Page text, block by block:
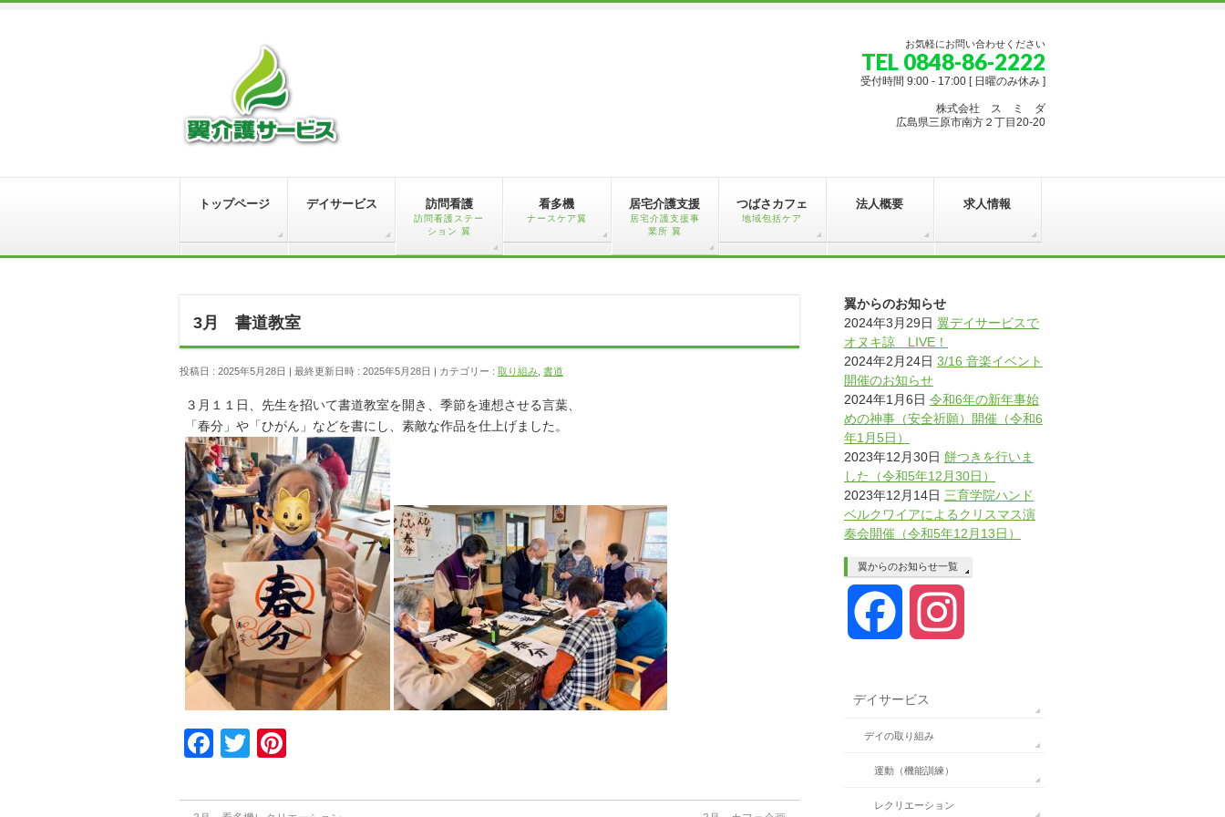
お気軽にお問い合わせください
TEL 0848-86-2222
受付時間 9:00 - 17:00 [ 日曜のみ休み ]
株式会社 ス ミ ダ
広島県三原市南方２丁目20-20
トップページ デイサービス 訪問看護
訪問看護ステー
ション 翼
看多機
ナースケア翼
居宅介護支援
居宅介護支援事
業所 翼
つばさカフェ
地域包括ケア
法人概要 求人情報
3月 書道教室
投稿日 : 2025年5月28日 最終更新日時 : 2025年5月28日 カテゴリー : 取り組み 書道
３月１１日、先生を招いて書道教室を開き、季節を連想させる言葉、
「春分」や「ひがん」などを書にし、素敵な作品を仕上げました。
Facebook
Twitter
翼からのお知らせ
2024年3月29日 翼デイサービスで
オヌキ諒 LIVE！
2024年2月24日 3/16 音楽イベント
開催のお知らせ
2024年1月6日 令和6年の新年事始
めの神事（安全祈願）開催（令和6
年1月5日）
2023年12月30日 餅つきを行いま
した（令和5年12月30日）
2023年12月14日 三育学院ハンド
ベルクワイアによるクリスマス演
奏会開催（令和5年12月13日）
翼からのお知らせ一覧
Facebook
デイサービス
デイの取り組み
運動（機能訓練）
レクリエーション